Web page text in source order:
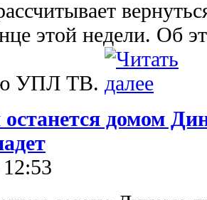
этой недели. Об
УПЛ ТВ.
домом